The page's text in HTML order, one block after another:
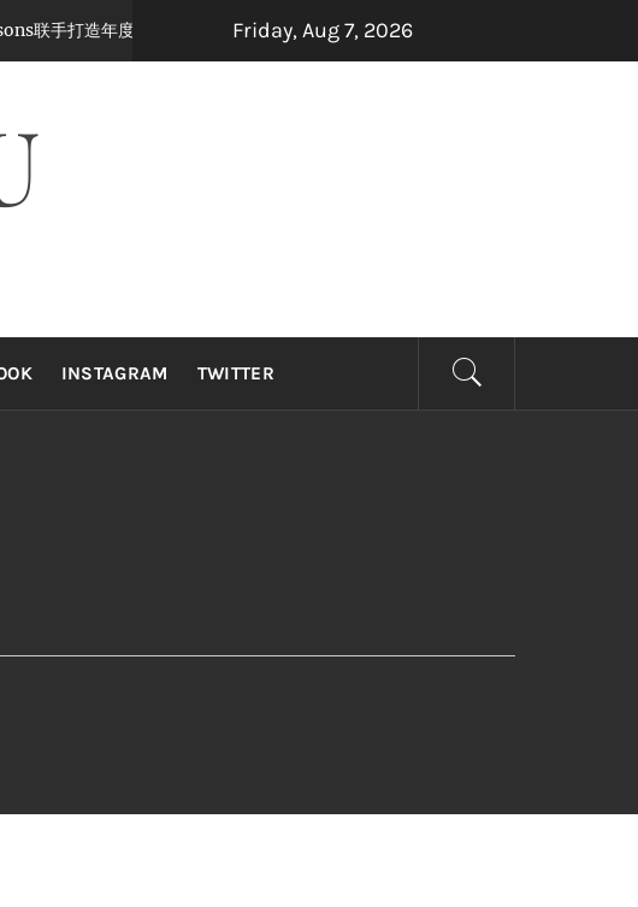
造年度最强怀旧音乐盛宴，8月22日，约定你一起唱响青春！
Friday, Aug 7, 2026
INSTAGRAM TWITTER